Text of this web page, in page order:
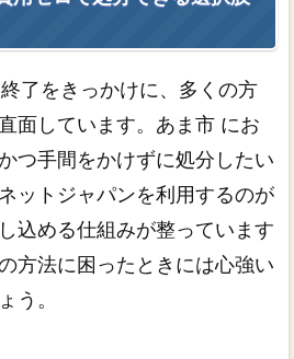
了をきっかけに、多くの方
面しています。あま市 にお
つ手間をかけずに処分したい
ットジャパンを利用するのが
込める仕組みが整っています
方法に困ったときには心強い
う。